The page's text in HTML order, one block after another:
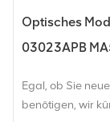
Optisches
03023APB
Egal, ob Sie
benötigen, wir